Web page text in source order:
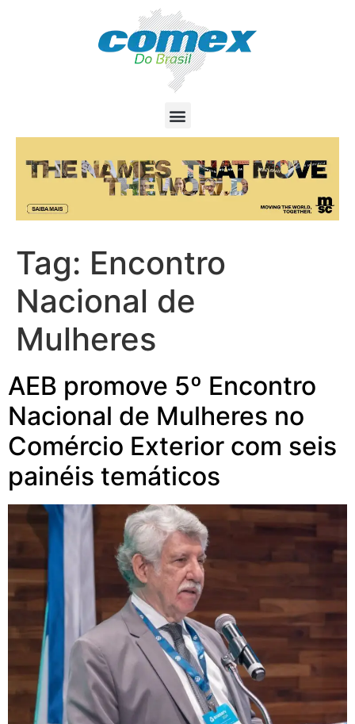
Tag: Encontro
Nacional de
Mulheres
AEB promove 5º Encontro
Nacional de Mulheres no
Comércio Exterior com seis
painéis temáticos